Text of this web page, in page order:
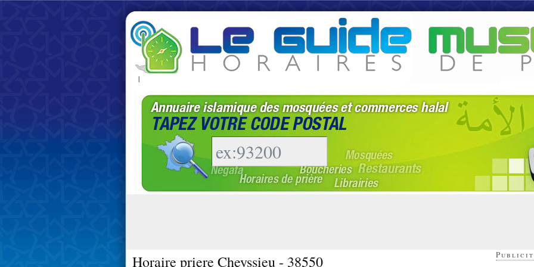
|
Horaire priere Cheyssieu - 38550